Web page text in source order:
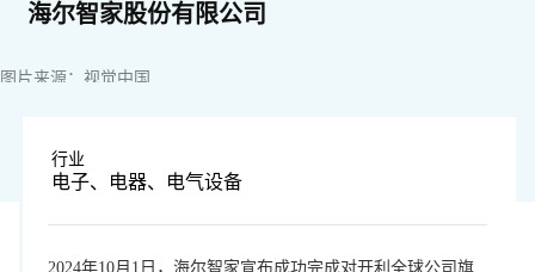
海尔智家股份有限公司
图片来源：视觉中国
行业
电子、电器、电气设备
2024年10月1日，海尔智家宣布成功完成对开利全球公司旗